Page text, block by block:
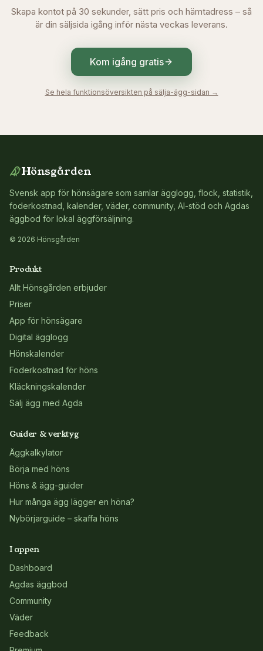
Skapa kontot på 30 sekunder, sätt pris och hämtadress – så
är din säljsida igång inför nästa veckas leverans.
Kom igång gratis
Se hela funktionsöversikten på sälja-ägg-sidan →
Hönsgården
Svensk app för hönsägare som samlar ägglogg, flock, statistik,
foderkostnad, kalender, väder, community, AI-stöd och Agdas
äggbod för lokal äggförsäljning.
© 2026 Hönsgården
Produkt
Allt Hönsgården erbjuder
Priser
App för hönsägare
Digital ägglogg
Hönskalender
Foderkostnad för höns
Kläckningskalender
Sälj ägg med Agda
Guider & verktyg
Äggkalkylator
Börja med höns
Höns & ägg-guider
Hur många ägg lägger en höna?
Nybörjarguide – skaffa höns
I appen
Dashboard
Agdas äggbod
Community
Väder
Feedback